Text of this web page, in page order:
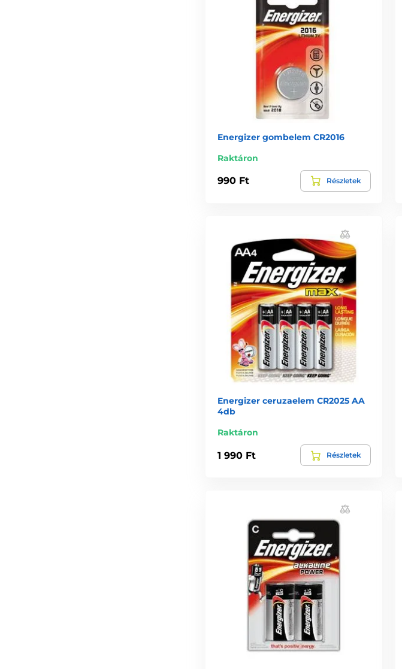
Energizer gombelem CR2016
Raktáron
990 Ft Részletek
Energizer ceruzaelem CR2025 AA
4db
Raktáron
1 990 Ft Részletek